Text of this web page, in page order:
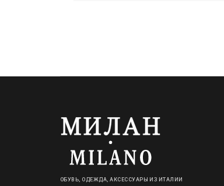
ОБУВЬ, ОДЕЖДА, АКСЕССУАРЫ ИЗ ИТАЛИИ